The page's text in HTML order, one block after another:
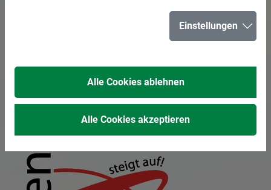
Radfahren in
Das Hertener
Radverkehrskonzept
Einstellungen
Alle Cookies ablehnen
Alle Cookies akzeptieren